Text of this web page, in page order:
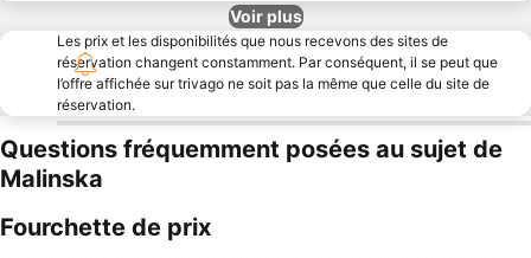
Voir plus
Les prix et les disponibilités que nous recevons des sites de
réservation changent constamment. Par conséquent, il se peut que
l’offre affichée sur trivago ne soit pas la même que celle du site de
réservation.
Questions fréquemment posées au sujet de
Malinska
Fourchette de prix